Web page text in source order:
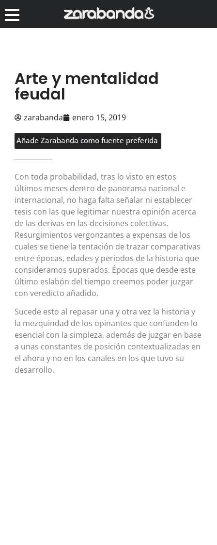
Arte y mentalidad
feudal
zarabanda enero 15, 2019
Añade Zarabanda como fuente preferida
Con toda probabilidad, tras lo visto en estos
últimos meses dentro de panorama nacional e
internacional, no haga falta señalar ni establecer
tesis con las que legitimar nuestra opinión acerca
de las derivas en las decisiones colectivas.
Resurgimientos vergonzantes a expensas de los
cuales se tiene la tentación de trazar comparativas
entre épocas, edades y periodos de la historia que
consideramos superados. Épocas que desde este
último eslabón del tiempo creemos poder juzgar
con veredicto añadido.
Sucede esto al repasar una y otra vez la historia y
la mezquindad de los opinantes que confunden lo
esencial con la simpleza, además de juzgar en base
a unas constantes de posición contextualizadas en
el ahora y no en los canales en los que tuvo su
desarrollo.